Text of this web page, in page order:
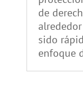
de
sido
enfoque